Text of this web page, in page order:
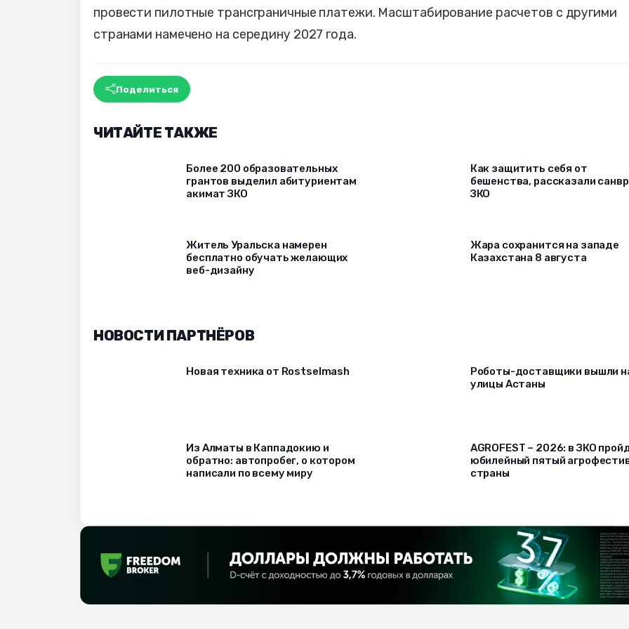
провести пилотные трансграничные платежи. Масштабирование расчетов с другими
странами намечено на середину 2027 года.
Поделиться
ЧИТАЙТЕ ТАКЖЕ
Более 200 образовательных
грантов выделил абитуриентам
акимат ЗКО
Как защитить себя от
бешенства, рассказали
ЗКО
Житель Уральска намерен
бесплатно обучать желающих
веб-дизайну
Жара сохранится на западе
Казахстана 8 августа
НОВОСТИ ПАРТНЁРОВ
Новая техника от Rostselmash
Роботы-доставщики вышли
улицы Астаны
Из Алматы в Каппадокию и
обратно: автопробег, о котором
написали по всему миру
AGROFEST – 2026: в ЗКО
юбилейный пятый
страны